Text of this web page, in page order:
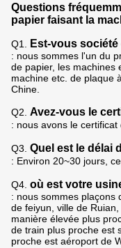
Questions
papier faisant la
Q1. Est-vous
: nous sommes l'un du
de papier, les machines
machine etc. de plaque
Chine.
Q2. Avez-vous le
: nous avons le certificat
Q3. Quel est le délai
: Environ 20~30 jours,
Q4. où est votre
: nous sommes plaçons
de feiyun, ville de
manière élevée plus
de train plus proche est
proche est aéroport de